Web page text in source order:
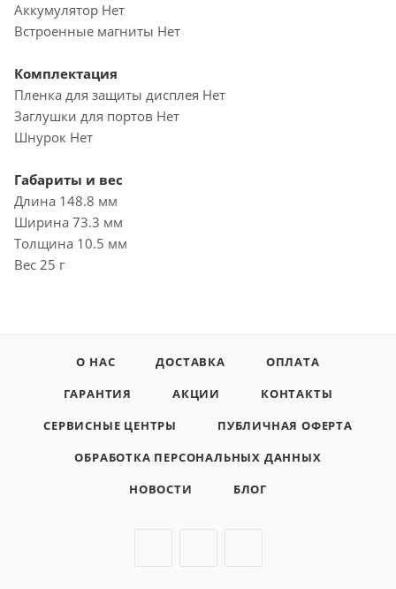
Аккумулятор Нет
Встроенные магниты Нет
Комплектация
Пленка для защиты дисплея Нет
Заглушки для портов Нет
Шнурок Нет
Габариты и вес
Длина 148.8 мм
Ширина 73.3 мм
Толщина 10.5 мм
Вес 25 г
О НАС ДОСТАВКА
ОПЛАТА
ГАРАНТИЯ
АКЦИИ
КОНТАКТЫ
СЕРВИСНЫЕ ЦЕНТРЫ
ПУБЛИЧНАЯ ОФЕРТА
ОБРАБОТКА ПЕРСОНАЛЬНЫХ ДАННЫХ
НОВОСТИ
БЛОГ